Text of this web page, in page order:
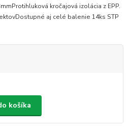
kročajová izolácia z EPP.
aj celé balenie 14ks STP
košíka